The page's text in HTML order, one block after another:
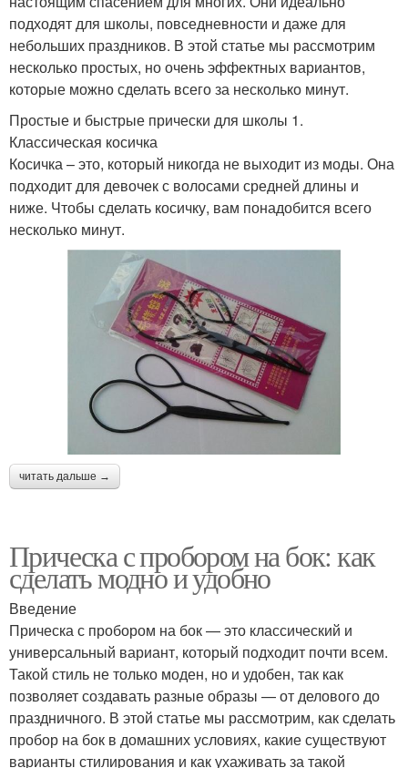
подходят для школы, повседневности и даже для
небольших праздников. В этой статье мы рассмотрим
несколько простых, но очень эффектных вариантов,
которые можно сделать всего за несколько минут.
Простые и быстрые прически для школы 1.
Классическая косичка
Косичка – это, который никогда не выходит из моды. Она
подходит для девочек с волосами средней длины и
ниже. Чтобы сделать косичку, вам понадобится всего
несколько минут.
читать дальше →
Прическа с пробором на бок: как
сделать модно и удобно
Введение
Прическа с пробором на бок — это классический и
универсальный вариант, который подходит почти всем.
Такой стиль не только моден, но и удобен, так как
позволяет создавать разные образы — от делового до
праздничного. В этой статье мы рассмотрим, как сделать
пробор на бок в домашних условиях, какие существуют
варианты стилирования и как ухаживать за такой